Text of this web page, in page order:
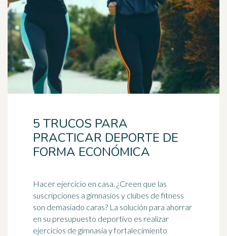
5 TRUCOS PARA
PRACTICAR DEPORTE DE
FORMA ECONÓMICA
Hacer ejercicio en casa. ¿Creen que las
suscripciones a gimnasios y clubes de fitness
son demasiado caras? La solución para ahorrar
en su presupuesto deportivo es realizar
ejercicios de gimnasia y fortalecimiento